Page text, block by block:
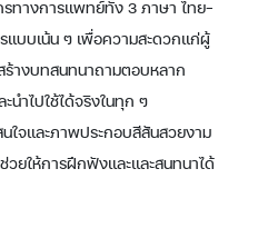
ทางการแพทย์ทั้ง 3 ภาษา ไทย-
บบเน้น ๆ เพื่อความสะดวกแก่ผู้
ร้างบทสนทนาถามตอบหลาก
นำไปใช้ได้จริงในทุก ๆ
จและภาพประกอบสีสันสวยงาม
วยให้การฝึกฟังและและสนทนาได้